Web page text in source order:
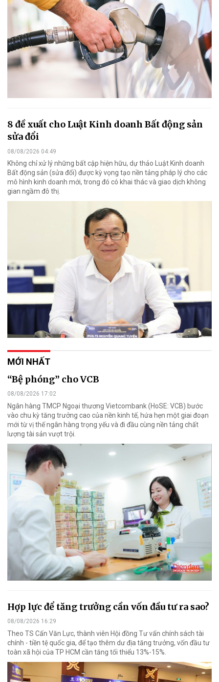
8 đề xuất cho Luật Kinh doanh Bất động sản
sửa đổi
08/08/2026 04:49
Không chỉ xử lý những bất cập hiện hữu, dự thảo Luật Kinh doanh
Bất động sản (sửa đổi) được kỳ vọng tạo nền tảng pháp lý cho các
mô hình kinh doanh mới, trong đó có khai thác và giao dịch không
gian ngầm đô thị.
MỚI NHẤT
“Bệ phóng” cho VCB
08/08/2026 17:02
Ngân hàng TMCP Ngoại thương Vietcombank (HoSE: VCB) bước
vào chu kỳ tăng trưởng cao của nền kinh tế, hứa hẹn một giai đoạn
mới từ vị thế ngân hàng trọng yếu và đi đầu cùng nền tảng chất
lượng tài sản vượt trội.
Hợp lực để tăng trưởng cần vốn đầu tư ra sao?
08/08/2026 16:29
Theo TS Cấn Văn Lực, thành viên Hội đồng Tư vấn chính sách tài
chính - tiền tệ quốc gia, để tạo thêm dư địa tăng trưởng, vốn đầu tư
toàn xã hội của TP HCM cần tăng tối thiểu 13%-15%.